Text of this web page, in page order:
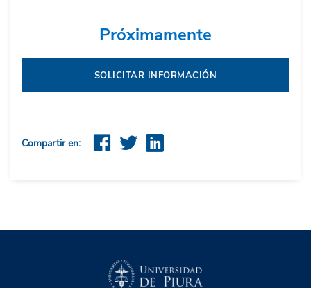
Próximamente
SOLICITAR INFORMACIÓN
Compartir en: